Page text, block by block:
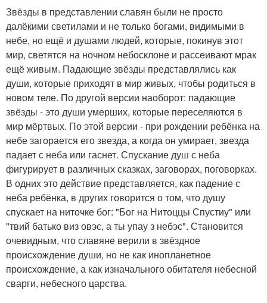
Звёзды в представлении славян были не просто
далёкими светилами и не только богами, видимыми в
небе, но ещё и душами людей, которые, покинув этот
мир, светятся на ночном небосклоне и рассеивают мрак
ещё живым. Падающие звёзды представлялись как
души, которые приходят в мир живых, чтобы родиться в
новом теле. По другой версии наоборот: падающие
звёзды - это души умерших, которые переселяются в
мир мёртвых. По этой версии - при рождении ребёнка на
небе загорается его звезда, а когда он умирает, звезда
падает с неба или гаснет. Спускание душ с неба
фигурирует в различных сказках, заговорах, поговорках.
В одних это действие представляется, как падение с
неба ребёнка, в других говорится о том, что душу
спускает на ниточке бог: "Бог на Нитоццы Спустиу" или
"твий батько виз овэс, а ты упау з небэс". Становится
очевидным, что славяне верили в звёздное
происхождение души, но не как инопланетное
происхождение, а как изначального обитателя небесной
сварги, небесного царства.